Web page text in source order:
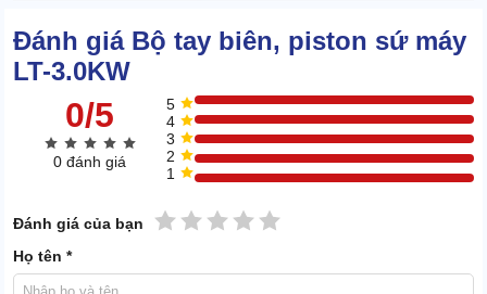
Đánh giá Bộ tay biên, piston sứ máy
LT-3.0KW
0/5
0 đánh giá
5
4
3
2
1
Đánh giá của bạn 5 sao
4 sao
3 sao
2 sao
1 sao
Họ tên *